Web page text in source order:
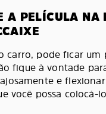
A PELÍCULA NA
carro, pode ficar um
fique à vontade
e
você possa colocá-